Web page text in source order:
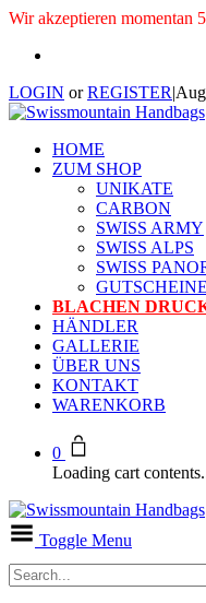
Wir akzeptieren momentan
LOGIN orREGISTER|
HOME
ZUM SHOP
UNIKATE
CARBON
SWISS ARMY
SWISS ALPS
SWISS
GUTSCHEINE
BLACHEN
HÄNDLER
GALLERIE
ÜBER UNS
KONTAKT
WARENKORB
0
Loading cart
Toggle Menu